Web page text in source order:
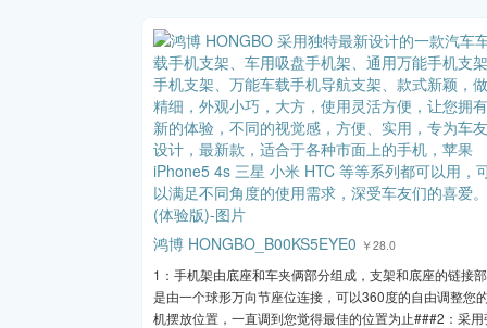
鸿博 HONGBO_B00KS5EYE0 ￥28.0
1：手机架由底座和车夹俩部分组成，支架和底座的链接
是由一个球形万向节座位连接，可以360度的自由调整您
机摆放位置，一直调到您觉得最佳的位置为止###2：采用